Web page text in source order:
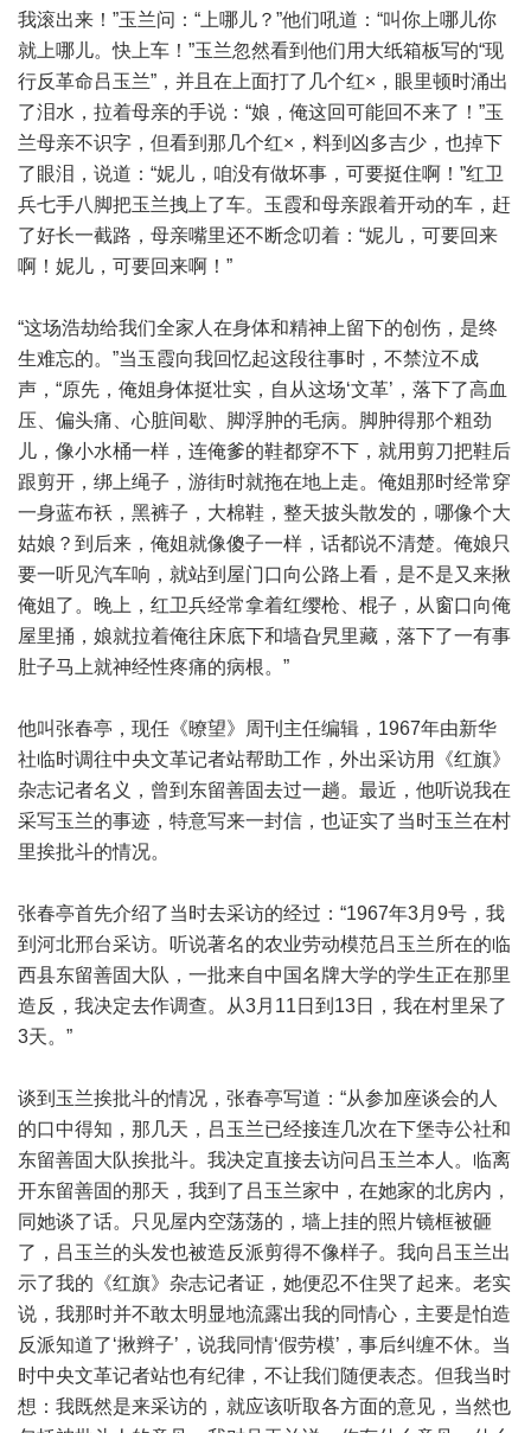
我滚出来！”玉兰问：“上哪儿？”他们吼道：“叫你上哪儿你
就上哪儿。快上车！”玉兰忽然看到他们用大纸箱板写的“现
行反革命吕玉兰”，并且在上面打了几个红×，眼里顿时涌出
了泪水，拉着母亲的手说：“娘，俺这回可能回不来了！”玉
兰母亲不识字，但看到那几个红×，料到凶多吉少，也掉下
了眼泪，说道：“妮儿，咱没有做坏事，可要挺住啊！”红卫
兵七手八脚把玉兰拽上了车。玉霞和母亲跟着开动的车，赶
了好长一截路，母亲嘴里还不断念叨着：“妮儿，可要回来
啊！妮儿，可要回来啊！”
“这场浩劫给我们全家人在身体和精神上留下的创伤，是终
生难忘的。”当玉霞向我回忆起这段往事时，不禁泣不成
声，“原先，俺姐身体挺壮实，自从这场‘文革’，落下了高血
压、偏头痛、心脏间歇、脚浮肿的毛病。脚肿得那个粗劲
儿，像小水桶一样，连俺爹的鞋都穿不下，就用剪刀把鞋后
跟剪开，绑上绳子，游街时就拖在地上走。俺姐那时经常穿
一身蓝布袄，黑裤子，大棉鞋，整天披头散发的，哪像个大
姑娘？到后来，俺姐就像傻子一样，话都说不清楚。俺娘只
要一听见汽车响，就站到屋门口向公路上看，是不是又来揪
俺姐了。晚上，红卫兵经常拿着红缨枪、棍子，从窗口向俺
屋里捅，娘就拉着俺往床底下和墙旮旯里藏，落下了一有事
肚子马上就神经性疼痛的病根。”
他叫张春亭，现任《暸望》周刊主任编辑，1967年由新华
社临时调往中央文革记者站帮助工作，外出采访用《红旗》
杂志记者名义，曾到东留善固去过一趟。最近，他听说我在
采写玉兰的事迹，特意写来一封信，也证实了当时玉兰在村
里挨批斗的情况。
张春亭首先介绍了当时去采访的经过：“1967年3月9号，我
到河北邢台采访。听说著名的农业劳动模范吕玉兰所在的临
西县东留善固大队，一批来自中国名牌大学的学生正在那里
造反，我决定去作调查。从3月11日到13日，我在村里呆了
3天。”
谈到玉兰挨批斗的情况，张春亭写道：“从参加座谈会的人
的口中得知，那几天，吕玉兰已经接连几次在下堡寺公社和
东留善固大队挨批斗。我决定直接去访问吕玉兰本人。临离
开东留善固的那天，我到了吕玉兰家中，在她家的北房内，
同她谈了话。只见屋内空荡荡的，墙上挂的照片镜框被砸
了，吕玉兰的头发也被造反派剪得不像样子。我向吕玉兰出
示了我的《红旗》杂志记者证，她便忍不住哭了起来。老实
说，我那时并不敢太明显地流露出我的同情心，主要是怕造
反派知道了‘揪辫子’，说我同情‘假劳模’，事后纠缠不休。当
时中央文革记者站也有纪律，不让我们随便表态。但我当时
想：我既然是来采访的，就应该听取各方面的意见，当然也